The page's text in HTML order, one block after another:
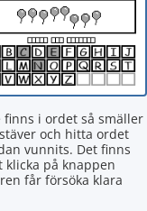
i ordet så smäller
och hitta ordet
vunnits. Det finns
på knappen
får försöka klara